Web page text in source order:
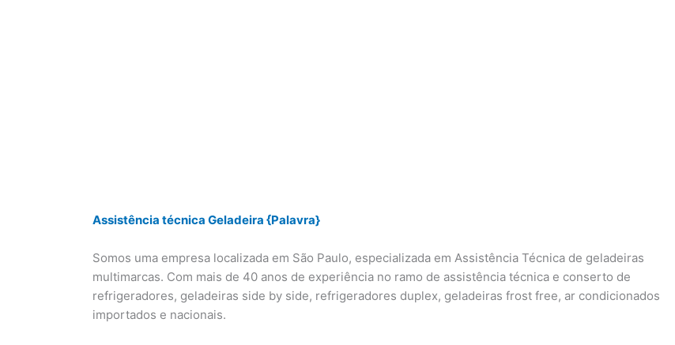
Assistência técnica Geladeira {Palavra}
Somos uma empresa localizada em São Paulo, especializada em Assistência Técnica de geladeiras
multimarcas. Com mais de 40 anos de experiência no ramo de assistência técnica e conserto de
refrigeradores, geladeiras side by side, refrigeradores duplex, geladeiras frost free, ar condicionados
importados e nacionais.